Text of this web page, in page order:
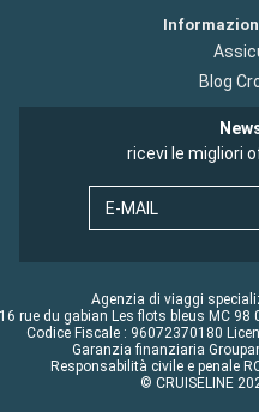
Blog
ricevi le migliori
E-MAIL
Agenzia di viaggi
16 rue du gabian Les flots bleus MC
Codice Fiscale : 96072370180
Garanzia finanziaria
Responsabilità civile e penale
© CRUISELINE